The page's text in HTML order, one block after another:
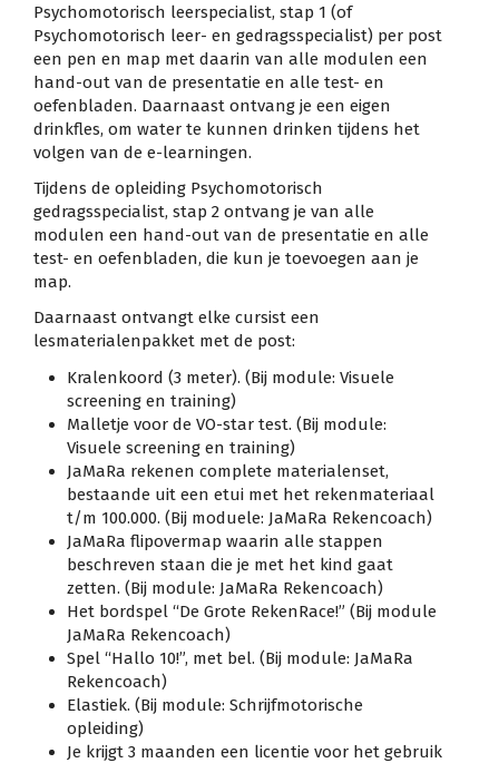
Psychomotorisch leerspecialist, stap 1 (of
Psychomotorisch leer- en gedragsspecialist) per post
een pen en map met daarin van alle modulen een
hand-out van de presentatie en alle test- en
oefenbladen. Daarnaast ontvang je een eigen
drinkfles, om water te kunnen drinken tijdens het
volgen van de e-learningen.
Tijdens de opleiding Psychomotorisch
gedragsspecialist, stap 2 ontvang je van alle
modulen een hand-out van de presentatie en alle
test- en oefenbladen, die kun je toevoegen aan je
map.
Daarnaast ontvangt elke cursist een
lesmaterialenpakket met de post:
Kralenkoord (3 meter). (Bij module: Visuele
screening en training)
Malletje voor de VO-star test. (Bij module:
Visuele screening en training)
JaMaRa rekenen complete materialenset,
bestaande uit een etui met het rekenmateriaal
t/m 100.000. (Bij moduele: JaMaRa Rekencoach)
JaMaRa flipovermap waarin alle stappen
beschreven staan die je met het kind gaat
zetten. (Bij module: JaMaRa Rekencoach)
Het bordspel “De Grote RekenRace!” (Bij module
JaMaRa Rekencoach)
Spel “Hallo 10!”, met bel. (Bij module: JaMaRa
Rekencoach)
Elastiek. (Bij module: Schrijfmotorische
opleiding)
Je krijgt 3 maanden een licentie voor het gebruik